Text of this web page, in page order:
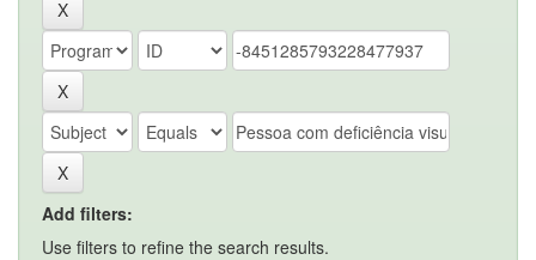
Add filters:
Use filters to refine the search results.